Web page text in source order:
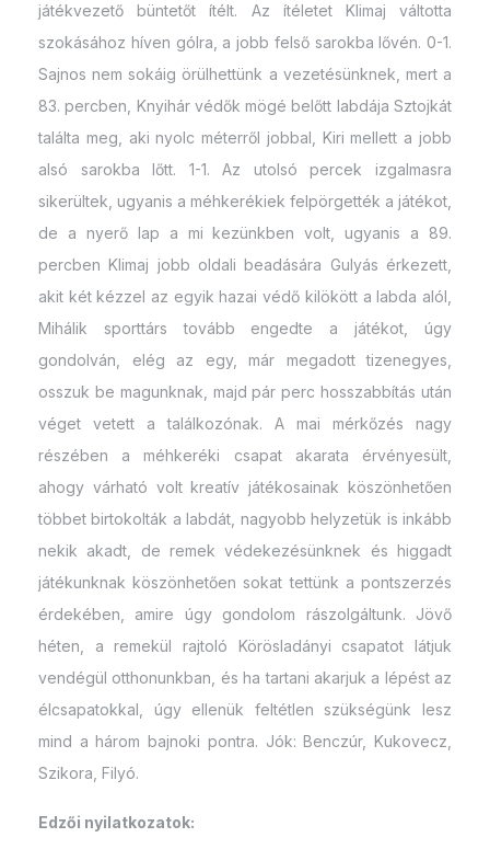
játékvezető büntetőt ítélt. Az ítéletet Klimaj váltotta
szokásához híven gólra, a jobb felső sarokba lővén. 0-1.
Sajnos nem sokáig örülhettünk a vezetésünknek, mert a
83. percben, Knyihár védők mögé belőtt labdája Sztojkát
találta meg, aki nyolc méterről jobbal, Kiri mellett a jobb
alsó sarokba lőtt. 1-1. Az utolsó percek izgalmasra
sikerültek, ugyanis a méhkerékiek felpörgették a játékot,
de a nyerő lap a mi kezünkben volt, ugyanis a 89.
percben Klimaj jobb oldali beadására Gulyás érkezett,
akit két kézzel az egyik hazai védő kilökött a labda alól,
Mihálik sporttárs tovább engedte a játékot, úgy
gondolván, elég az egy, már megadott tizenegyes,
osszuk be magunknak, majd pár perc hosszabbítás után
véget vetett a találkozónak. A mai mérkőzés nagy
részében a méhkeréki csapat akarata érvényesült,
ahogy várható volt kreatív játékosainak köszönhetően
többet birtokolták a labdát, nagyobb helyzetük is inkább
nekik akadt, de remek védekezésünknek és higgadt
játékunknak köszönhetően sokat tettünk a pontszerzés
érdekében, amire úgy gondolom rászolgáltunk. Jövő
héten, a remekül rajtoló Körösladányi csapatot látjuk
vendégül otthonunkban, és ha tartani akarjuk a lépést az
élcsapatokkal, úgy ellenük feltétlen szükségünk lesz
mind a három bajnoki pontra. Jók: Benczúr, Kukovecz,
Szikora, Filyó.
Edzői nyilatkozatok: